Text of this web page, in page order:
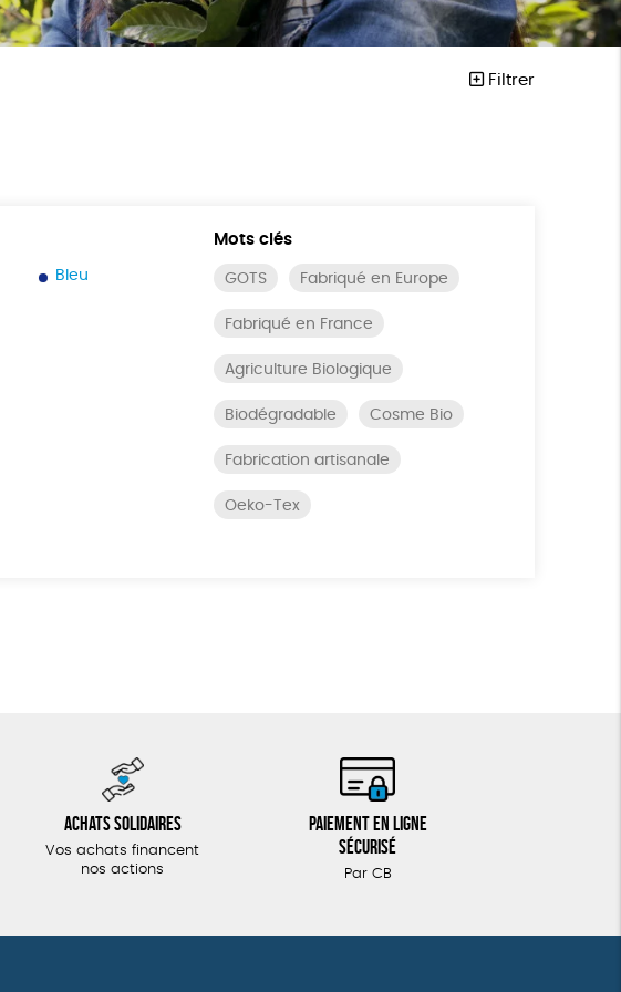
Filtrer
Bleu
Mots clés
GOTS Fabriqué en Europe
Fabriqué en France
Agriculture Biologique
Biodégradable Cosme Bio
Fabrication artisanale
Oeko-Tex
Achats solidaires
Vos achats financent
nos actions
Paiement en ligne
sécurisé
Par CB